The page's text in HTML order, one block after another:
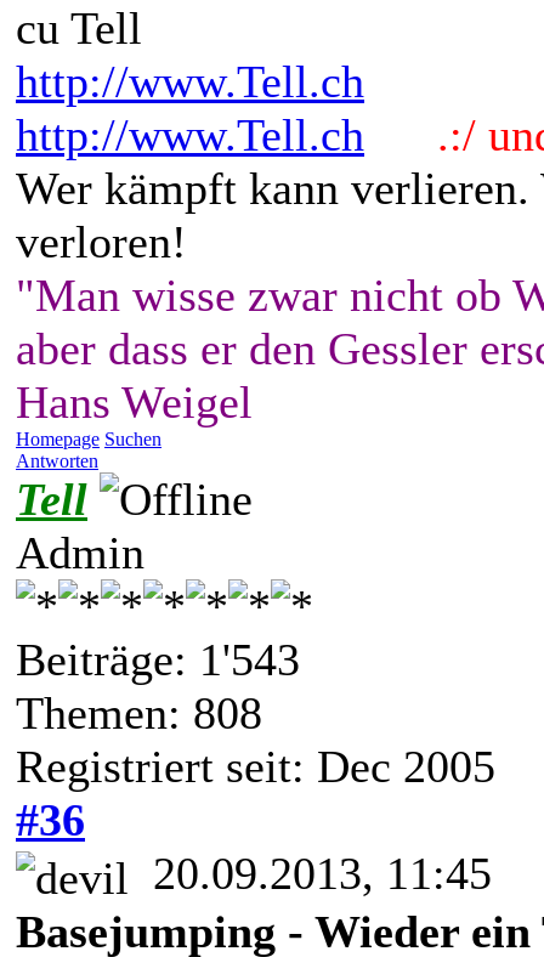
cu Tell
http://www.Tell.ch
http://www.Tell.ch
.:/
Wer kämpft kann
verloren!
"Man wisse zwar nicht ob
aber dass er den Gessler
Hans Weigel
Homepage Suchen
Antworten
Tell
Admin
Beiträge: 1'543
Themen: 808
Registriert seit: Dec 2005
#36
20.09.2013, 11:45
Basejumping - Wieder